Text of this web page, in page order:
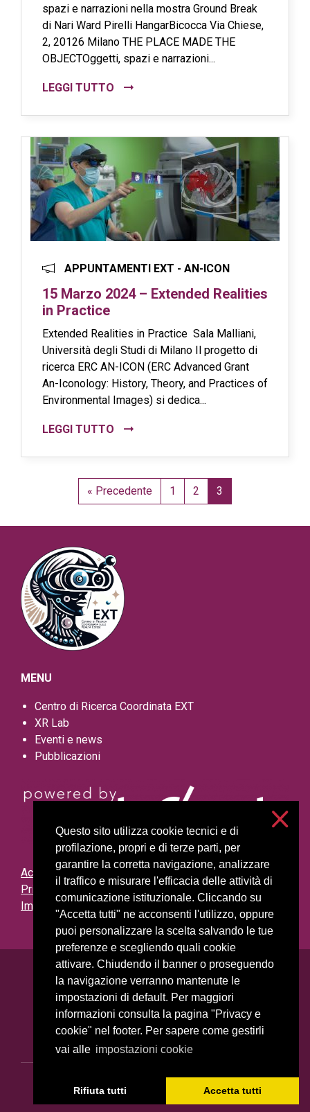
Questo sito utilizza cookie tecnici e di
profilazione, propri e di terze parti, per
garantire la corretta navigazione, analizzare
il traffico e misurare l'efficacia delle attività di
comunicazione istituzionale. Cliccando su
"Accetta tutti" ne acconsenti l'utilizzo, oppure
puoi personalizzare la scelta salvando le tue
preferenze e scegliendo quali cookie
attivare. Chiudendo il banner o proseguendo
la navigazione verranno mantenute le
impostazioni di default. Per maggiori
informazioni consulta la pagina "Privacy e
cookie" nel footer. Per sapere come gestirli
vai alle impostazioni cookie
Rifiuta tutti Accetta tutti
spazi e narrazioni nella mostra Ground Break
di Nari Ward Pirelli HangarBicocca Via Chiese,
2, 20126 Milano THE PLACE MADE THE
OBJECTOggetti, spazi e narrazioni...
LEGGI TUTTO
APPUNTAMENTI EXT - AN-ICON
15 Marzo 2024 – Extended Realities
in Practice
Extended Realities in Practice Sala Malliani,
Università degli Studi di Milano Il progetto di
ricerca ERC AN-ICON (ERC Advanced Grant
An-Iconology: History, Theory, and Practices of
Environmental Images) si dedica...
LEGGI TUTTO
« Precedente 1 2 3
MENU
Centro di Ricerca Coordinata EXT
XR Lab
Eventi e news
Pubblicazioni
Accessibilità
Privacy e cookies
Impostazioni cookie
Università degli Studi di Milano
Via Festa del Perdono, 7 - 20122 Milano
Posta Elettronica Certificata
C.F. 80012650158 - P.I. 03064870151